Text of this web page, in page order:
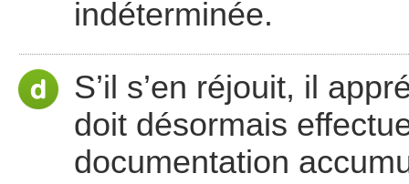
indéterminée.
S’il s’en réjouit, il
doit désormais
documentation